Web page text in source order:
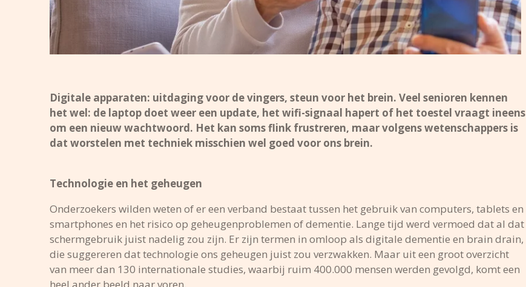
Digitale apparaten: uitdaging voor de vingers, steun voor het brein. Veel senioren kennen
het wel: de laptop doet weer een update, het wifi-signaal hapert of het toestel vraagt ineens
om een nieuw wachtwoord. Het kan soms flink frustreren, maar volgens wetenschappers is
dat worstelen met techniek misschien wel goed voor ons brein.
Technologie en het geheugen
Onderzoekers wilden weten of er een verband bestaat tussen het gebruik van computers, tablets en
smartphones en het risico op geheugenproblemen of dementie. Lange tijd werd vermoed dat al dat
schermgebruik juist nadelig zou zijn. Er zijn termen in omloop als digitale dementie en brain drain,
die suggereren dat technologie ons geheugen juist zou verzwakken. Maar uit een groot overzicht
van meer dan 130 internationale studies, waarbij ruim 400.000 mensen werden gevolgd, komt een